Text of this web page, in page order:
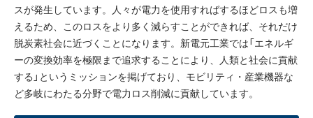
スが発生しています。人々が電力を使用すればするほどロスも増
えるため、このロスをより多く減らすことができれば、それだけ
脱炭素社会に近づくことになります。新電元工業では「エネルギ
ーの変換効率を極限まで追求することにより、人類と社会に貢献
する」というミッションを掲げており、モビリティ・産業機器な
ど多岐にわたる分野で電力ロス削減に貢献しています。